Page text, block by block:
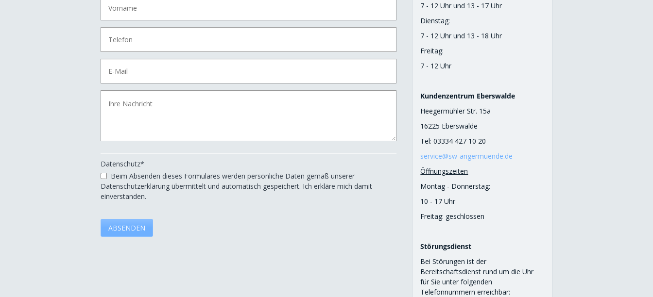
Datenschutz*
Beim Absenden dieses Formulares werden persönliche Daten gemäß unserer
Datenschutzerklärung übermittelt und automatisch gespeichert. Ich erkläre mich damit
einverstanden.
7 - 12 Uhr und 13 - 17 Uhr
Dienstag:
7 - 12 Uhr und 13 - 18 Uhr
Freitag:
7 - 12 Uhr
Kundenzentrum Eberswalde
Heegermühler Str. 15a
16225 Eberswalde
Tel: 03334 427 10 20
service@sw-angermuende.de
Öffnungszeiten
Montag - Donnerstag:
10 - 17 Uhr
Freitag: geschlossen
Störungsdienst
Bei Störungen ist der
Bereitschaftsdienst rund um die Uhr
für Sie unter folgenden
Telefonnummern erreichbar: